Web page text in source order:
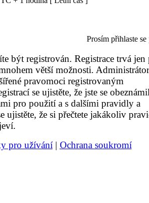
Prosím přihlaste
být registrován. Registrace trvá jen
větší možnosti.
pravomoci registrovaným
se ujistěte, že jste se
pro použití a s dalšími pravidly a
ujistěte, že si přečtete jakákoliv
pro užívání| Ochrana soukromí